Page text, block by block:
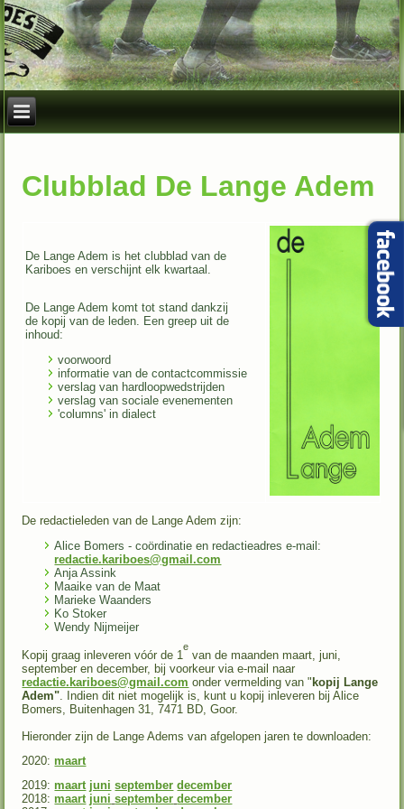
Clubblad De Lange Adem
De Lange Adem is het clubblad van de
Kariboes en verschijnt elk kwartaal.
De Lange Adem komt tot stand dankzij
de kopij van de leden. Een greepuit de
inhoud:
voorwoord
informatie van de contactcommissie
verslag van hardloopwedstrijden
verslag van sociale evenementen
'columns' in dialect
De redactieleden van de Lange Adem zijn:
Alice Bomers - coördinatie en redactieadres e-mail:
redactie.kariboes@gmail.com
Anja Assink
Maaike van de Maat
Marieke Waanders
Ko Stoker
Wendy Nijmeijer
Kopij graag inleveren vóór de 1
e
van de maanden maart, juni,
september en december, bij voorkeur via e-mail naar
redactie.kariboes@gmail.com onder vermelding van " kopij Lange
Adem". Indien dit niet mogelijk is, kunt u kopij inleveren bij Alice
Bomers, Buitenhagen 31, 7471 BD, Goor.
Hieronder zijn de Lange Adems van afgelopen jaren te downloaden:
2020:maart
2019:maart juni september december
2018:maart juni september december